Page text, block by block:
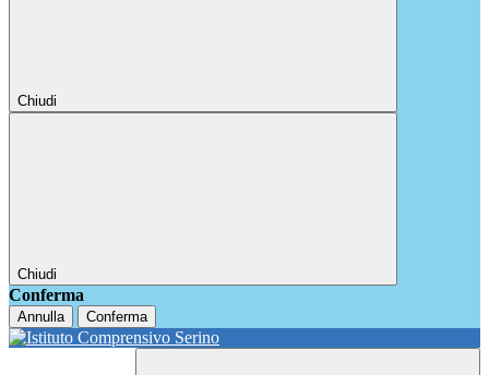
Chiudi
Chiudi
Conferma
Annulla Conferma